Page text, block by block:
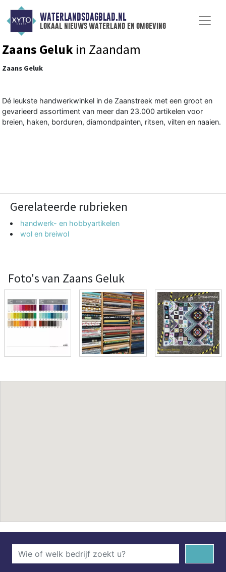
WATERLANDSDAGBLAD.NL
lokaal nieuws waterland en omgeving
Zaans Geluk in Zaandam
Zaans Geluk
Dé leukste handwerkwinkel in de Zaanstreek met een groot en
gevarieerd assortiment van meer dan 23.000 artikelen voor
breien, haken, borduren, diamondpainten, ritsen, vilten en naaien.
Gerelateerde rubrieken
handwerk- en hobbyartikelen
wol en breiwol
Foto's van Zaans Geluk